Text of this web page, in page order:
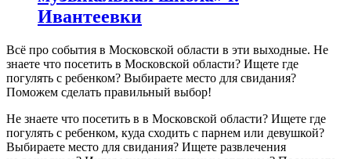
Ивантеевки
Всё про события в Московской области в эти выходные. Не
знаете что посетить в Московской области? Ищете где
погулять с ребенком? Выбираете место для свидания?
Поможем сделать правильный выбор!
Не знаете что посетить в в Московской области? Ищете где
погулять с ребенком, куда сходить с парнем или девушкой?
Выбираете место для свидания? Ищете развлечения